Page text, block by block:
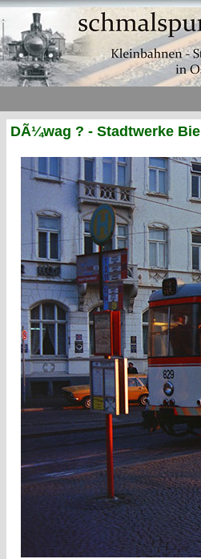
DÃ¼wag ? - Stadtwerke